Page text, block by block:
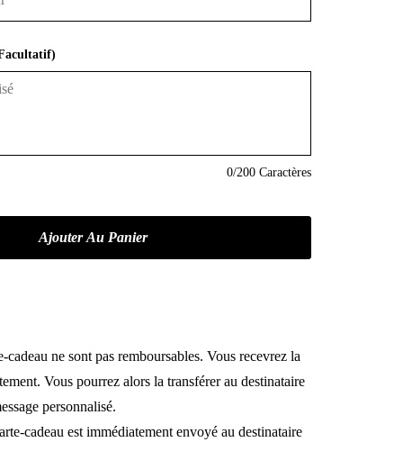
0/200 Caractères
cadeau ne sont pas remboursables. Vous recevrez la
Vous pourrez alors la transférer au destinataire
personnalisé.
cadeau est immédiatement envoyé au destinataire